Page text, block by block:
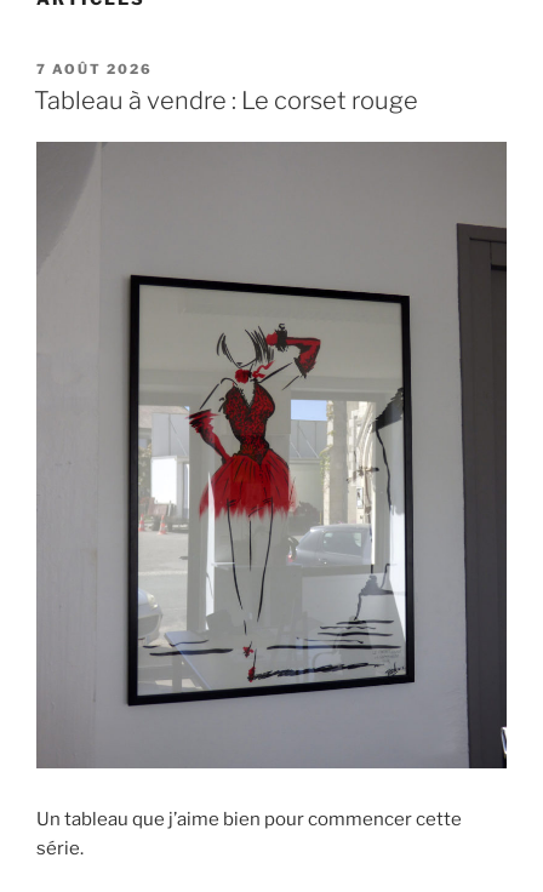
PUBLIÉ
LE
7 AOÛT 2026
Tableau à vendre : Le corset rouge
Un tableau que j’aime bien pour commencer cette
série.